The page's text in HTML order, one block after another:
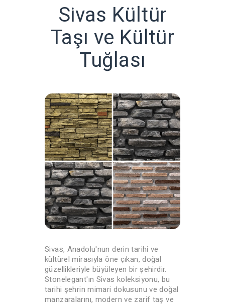
Sivas Kültür
Taşı ve Kültür
Tuğlası
Sivas, Anadolu'nun derin tarihi ve
kültürel mirasıyla öne çıkan, doğal
güzellikleriyle büyüleyen bir şehirdir.
Stonelegant'ın Sivas koleksiyonu, bu
tarihi şehrin mimari dokusunu ve doğal
manzaralarını, modern ve zarif taş ve